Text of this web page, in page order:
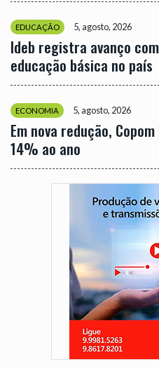
EDUCAÇÃO 5, agosto, 2026
Ideb registra avanço
educação básica no país
ECONOMIA 5, agosto, 2026
Em nova redução,
14% ao ano